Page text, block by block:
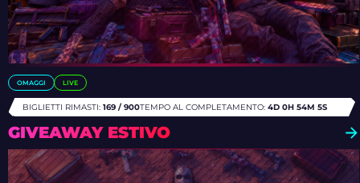
OMAGGI LIVE
BIGLIETTI RIMASTI: 169 / 900TEMPO AL COMPLETAMENTO: 4D 0H 54M 1S
GIVEAWAY ESTIVO